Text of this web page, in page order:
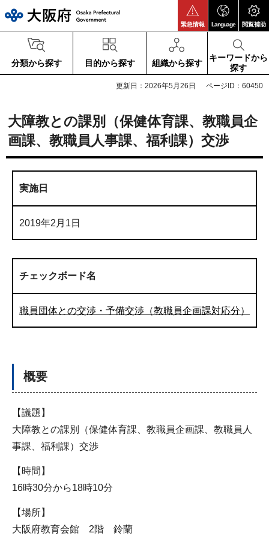
緊急情報 Language 閲覧補助
分類から探す 目的から探す 組織から探す
キーワードから
探す
更新日：2026年5月26日 ページID：60450
大障教との課別（保健体育課、教職員企
画課、教職員人事課、福利課）交渉
実施日
2019年2月1日
チェックボード名
職員団体との交渉・予備交渉（教職員企画課対応分）
概要
【議題】
大障教との課別（保健体育課、教職員企画課、教職員人
事課、福利課）交渉
【時間】
16時30分から18時10分
【場所】
大阪府教育会館 2階 鈴蘭